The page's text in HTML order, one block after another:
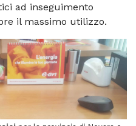
ad inseguimento
il massimo utilizzo.